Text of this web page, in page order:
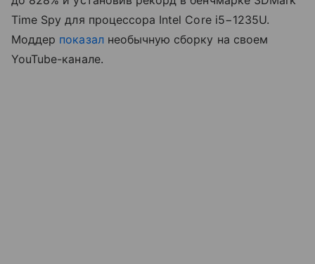
Time Spy для процессора Intel Core i5−1235U.
Моддер показалнеобычную сборку на своем
YouTube-канале.